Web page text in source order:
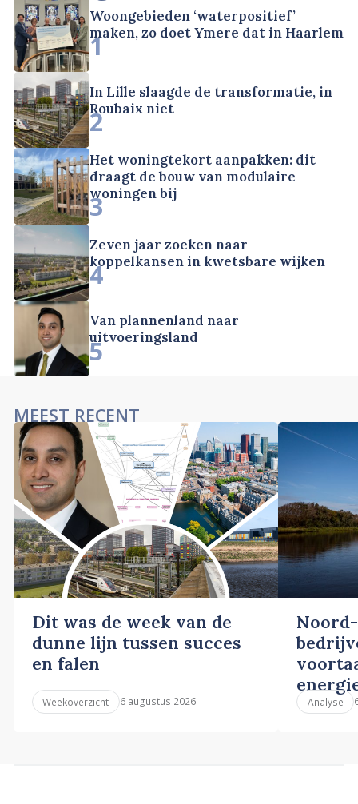
Woongebieden ‘waterpositief’
maken, zo doet Ymere dat in Haarlem
1
In Lille slaagde de transformatie, in
Roubaix niet
2
Het woningtekort aanpakken: dit
draagt de bouw van modulaire
woningen bij
3
Zeven jaar zoeken naar
koppelkansen in kwetsbare wijken
4
Van plannenland naar
uitvoeringsland
5
MEEST RECENT
Dit was de week van de
dunne lijn tussen succes
en falen
Weekoverzicht 6 augustus 2026 Analyse